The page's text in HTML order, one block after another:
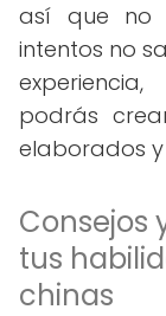
así que no
intentos no
podrás
elaborados
Consejos
tus
chinas